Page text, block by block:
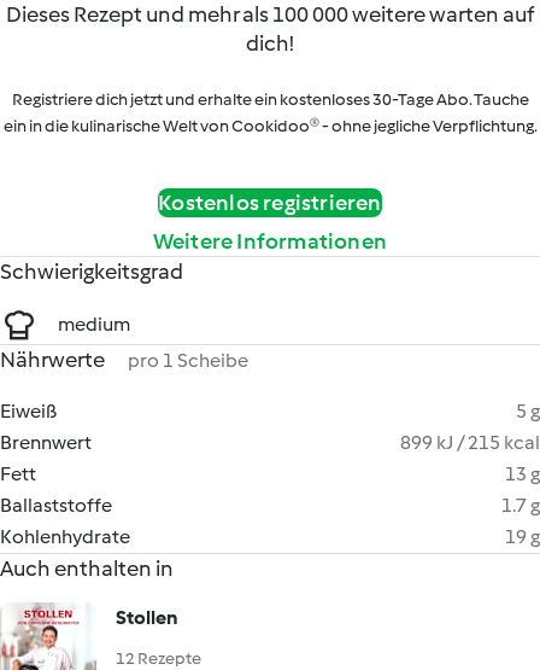
Dieses Rezept und mehr als 100 000 weitere warten auf
dich!
Registriere dich jetzt und erhalte ein kostenloses 30-Tage Abo. Tauche
ein in die kulinarische Welt von Cookidoo® - ohne jegliche Verpflichtung.
Kostenlos registrieren
Weitere Informationen
Schwierigkeitsgrad
medium
Nährwerte pro 1 Scheibe
Eiweiß
5 g
Brennwert
899 kJ / 215 kcal
Fett
13 g
Ballaststoffe
1.7 g
Kohlenhydrate
19 g
Auch enthalten in
Stollen
12 Rezepte